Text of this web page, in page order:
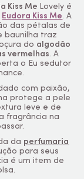
Kiss Me Lovely é
Eudora Kiss Me. A
das pétalas de
baunilha traz
do algodão
vermelhas. A
o Eu sedutor
com paixão,
protege a pele
leve e de
fragrância na
da perfumaria
para seus
é um item de